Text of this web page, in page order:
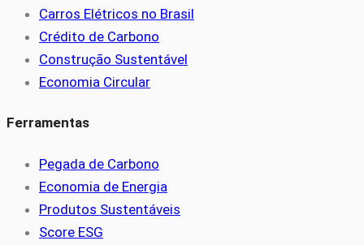
Carros Elétricos no Brasil
Crédito de Carbono
Construção Sustentável
Economia Circular
Ferramentas
Pegada de Carbono
Economia de Energia
Produtos Sustentáveis
Score ESG